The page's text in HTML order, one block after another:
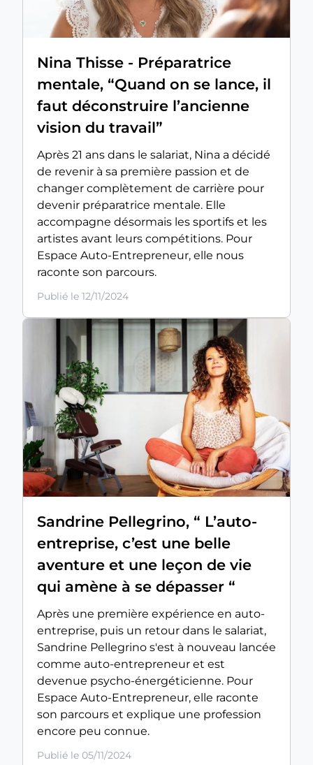
Nina Thisse - Préparatrice
mentale, “Quand on se lance, il
faut déconstruire l’ancienne
vision du travail”
Après 21 ans dans le salariat, Nina a décidé
de revenir à sa première passion et de
changer complètement de carrière pour
devenir préparatrice mentale. Elle
accompagne désormais les sportifs et les
artistes avant leurs compétitions. Pour
Espace Auto-Entrepreneur, elle nous
raconte son parcours.
Publié le 12/11/2024
Sandrine Pellegrino, “ L’auto-
entreprise, c’est une belle
aventure et une leçon de vie
qui amène à se dépasser “
Après une première expérience en auto-
entreprise, puis un retour dans le salariat,
Sandrine Pellegrino s'est à nouveau lancée
comme auto-entrepreneur et est
devenue psycho-énergéticienne. Pour
Espace Auto-Entrepreneur, elle raconte
son parcours et explique une profession
encore peu connue.
Publié le 05/11/2024